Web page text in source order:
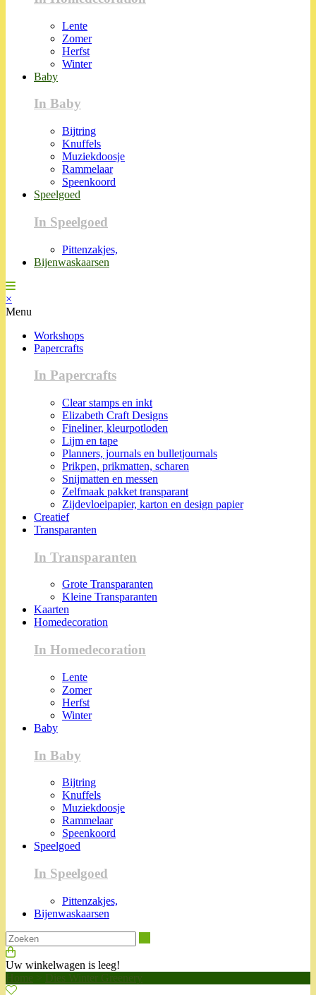
Lente
Zomer
Herfst
Winter
Baby
In Baby
Bijtring
Knuffels
Muziekdoosje
Rammelaar
Speenkoord
Speelgoed
In Speelgoed
Pittenzakjes,
Bijenwaskaarsen
×
Menu
Workshops
Papercrafts
In Papercrafts
Clear stamps en inkt
Elizabeth Craft Designs
Fineliner, kleurpotloden
Lijm en tape
Planners, journals en bulletjournals
Prikpen, prikmatten, scharen
Snijmatten en messen
Zelfmaak pakket transparant
Zijdevloeipapier, karton en design papier
Creatief
Transparanten
In Transparanten
Grote Transparanten
Kleine Transparanten
Kaarten
Homedecoration
In Homedecoration
Lente
Zomer
Herfst
Winter
Baby
In Baby
Bijtring
Knuffels
Muziekdoosje
Rammelaar
Speenkoord
Speelgoed
In Speelgoed
Pittenzakjes,
Bijenwaskaarsen
Uw winkelwagen is leeg!
Home
Dies Winter Greenery